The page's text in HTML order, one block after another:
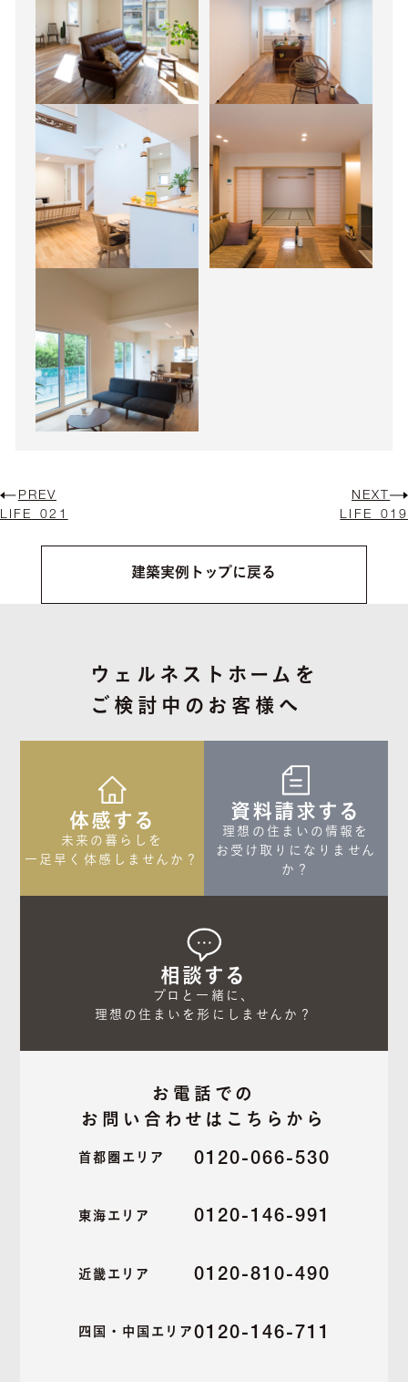
PREV
LIFE_021
NEXT
LIFE_019
建築実例トップに戻る
ウェルネストホームを
ご検討中のお客様へ
体感する
未来の暮らしを
一足早く体感しませんか？
資料請求する
理想の住まいの情報を
お受け取りになりません
か？
相談する
プロと一緒に、
理想の住まいを形にしませんか？
お電話での
お問い合わせはこちらから
首都圏エリア 0120-066-530
東海エリア 0120-146-991
近畿エリア 0120-810-490
四国・中国エリア 0120-146-711